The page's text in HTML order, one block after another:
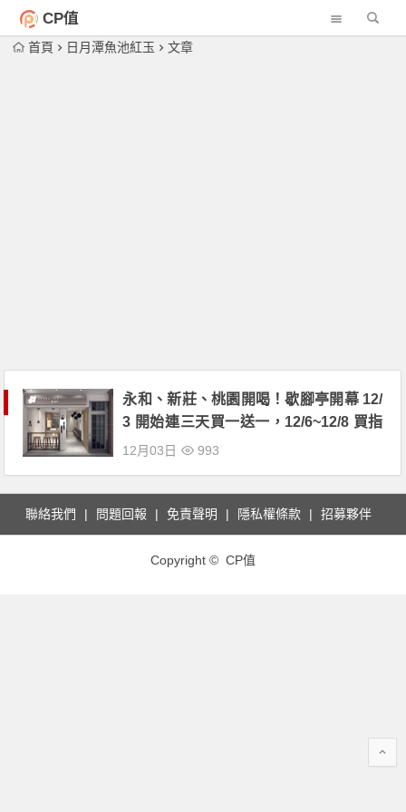
CP值
首頁 日月潭魚池紅玉 文章
永和、新莊、桃園開喝！歇腳亭開幕 12/
3 開始連三天買一送一，12/6~12/8 買指
定飲品送半價優惠券！
12月03日 993
聯絡我們 問題回報 免責聲明 隱私權條款 招募夥伴
Copyright © CP值